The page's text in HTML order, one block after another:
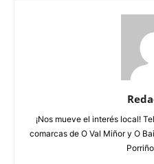
¡Nos mueve el interés local!
comarcas de O Val Miñor y O